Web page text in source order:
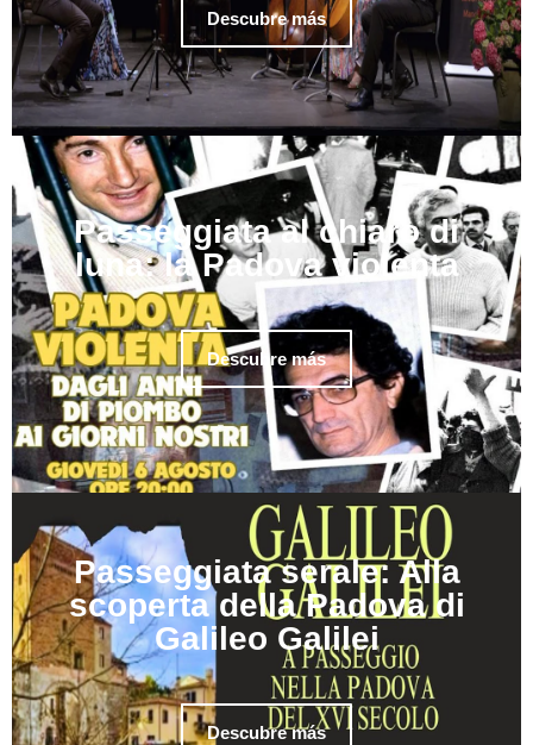
Descubre más
Passeggiata al chiaro di
luna: la Padova violenta
Descubre más
Passeggiata serale: Alla
scoperta della Padova di
Galileo Galilei
Descubre más